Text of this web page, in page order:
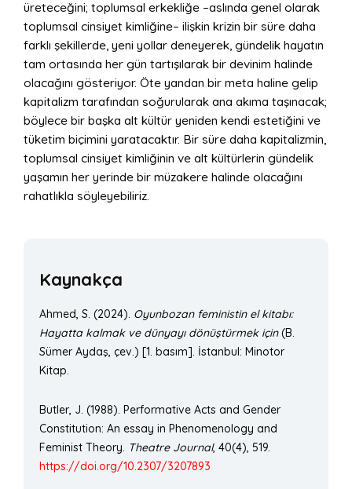
üreteceğini; toplumsal erkekliğe –aslında genel olarak
toplumsal cinsiyet kimliğine– ilişkin krizin bir süre daha
farklı şekillerde, yeni yollar deneyerek, gündelik hayatın
tam ortasında her gün tartışılarak bir devinim halinde
olacağını gösteriyor. Öte yandan bir meta haline gelip
kapitalizm tarafından soğurularak ana akıma taşınacak;
böylece bir başka alt kültür yeniden kendi estetiğini ve
tüketim biçimini yaratacaktır. Bir süre daha kapitalizmin,
toplumsal cinsiyet kimliğinin ve alt kültürlerin gündelik
yaşamın her yerinde bir müzakere halinde olacağını
rahatlıkla söyleyebiliriz.
Kaynakça
Ahmed, S. (2024). Oyunbozan feministin el kitabı:
Hayatta kalmak ve dünyayı dönüştürmek için(B.
Sümer Aydaş, çev.) [1. basım]. İstanbul: Minotor
Kitap.
Butler, J. (1988). Performative Acts and Gender
Constitution: An essay in Phenomenology and
Feminist Theory. Theatre Journal, 40(4), 519.
https://doi.org/10.2307/3207893